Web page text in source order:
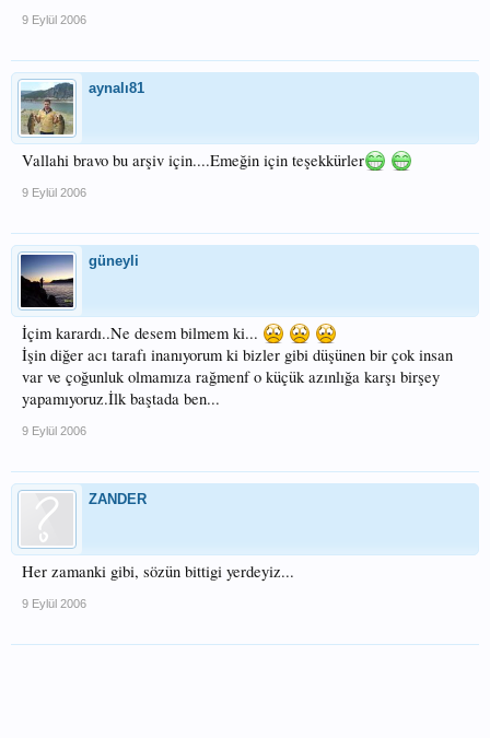
9 Eylül 2006
aynalı81
Vallahi bravo bu arşiv için....Emeğin için teşekkürler
9 Eylül 2006
güneyli
İçim karardı..Ne desem bilmem ki...
İşin diğer acı tarafı inanıyorum ki bizler gibi düşünen bir çok insan
var ve çoğunluk olmamıza rağmenf o küçük azınlığa karşı birşey
yapamıyoruz.İlk baştada ben...
9 Eylül 2006
ZANDER
Her zamanki gibi, sözün bittigi yerdeyiz...
9 Eylül 2006